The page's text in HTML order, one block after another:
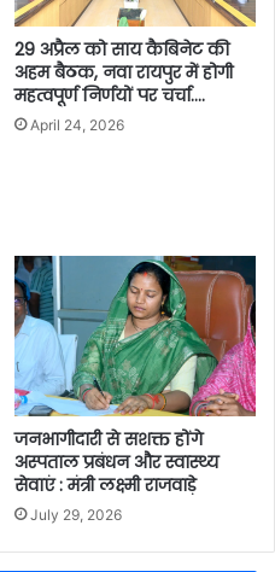
29 अप्रैल को साय कैबिनेट की
अहम बैठक, नवा रायपुर में होगी
महत्वपूर्ण निर्णयों पर चर्चा….
April 24, 2026
जनभागीदारी से सशक्त होंगे
अस्पताल प्रबंधन और स्वास्थ्य
सेवाएं : मंत्री लक्ष्मी राजवाड़े
July 29, 2026